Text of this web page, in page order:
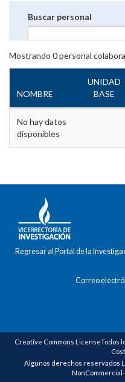
Buscar personal
Mostrando 0personal
NOMBRE
UNIDAD
BASE
No hay datos
disponibles
Regresar al Portal de la
Correo
Creative Commons
Algunos derechos reservados